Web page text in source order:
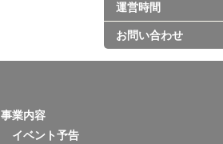
運営時間
お問い合わせ
事業内容
イベント予告